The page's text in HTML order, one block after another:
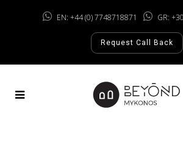
EN: +44 (0) 7748718871 GR:
Request Call Back